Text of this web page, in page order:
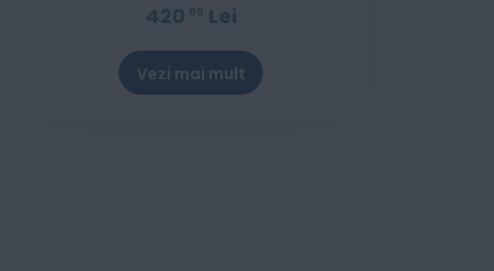
420 00 Lei
Vezi mai mult
Stoc epuizat